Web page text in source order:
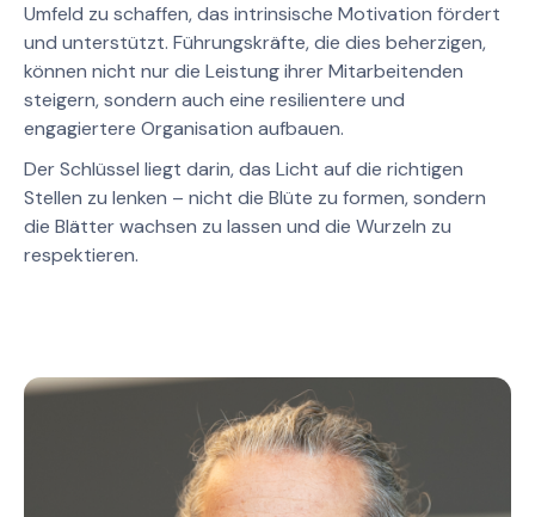
Umfeld zu schaffen, das intrinsische Motivation fördert
und unterstützt. Führungskräfte, die dies beherzigen,
können nicht nur die Leistung ihrer Mitarbeitenden
steigern, sondern auch eine resilientere und
engagiertere Organisation aufbauen.
Der Schlüssel liegt darin, das Licht auf die richtigen
Stellen zu lenken – nicht die Blüte zu formen, sondern
die Blätter wachsen zu lassen und die Wurzeln zu
respektieren.